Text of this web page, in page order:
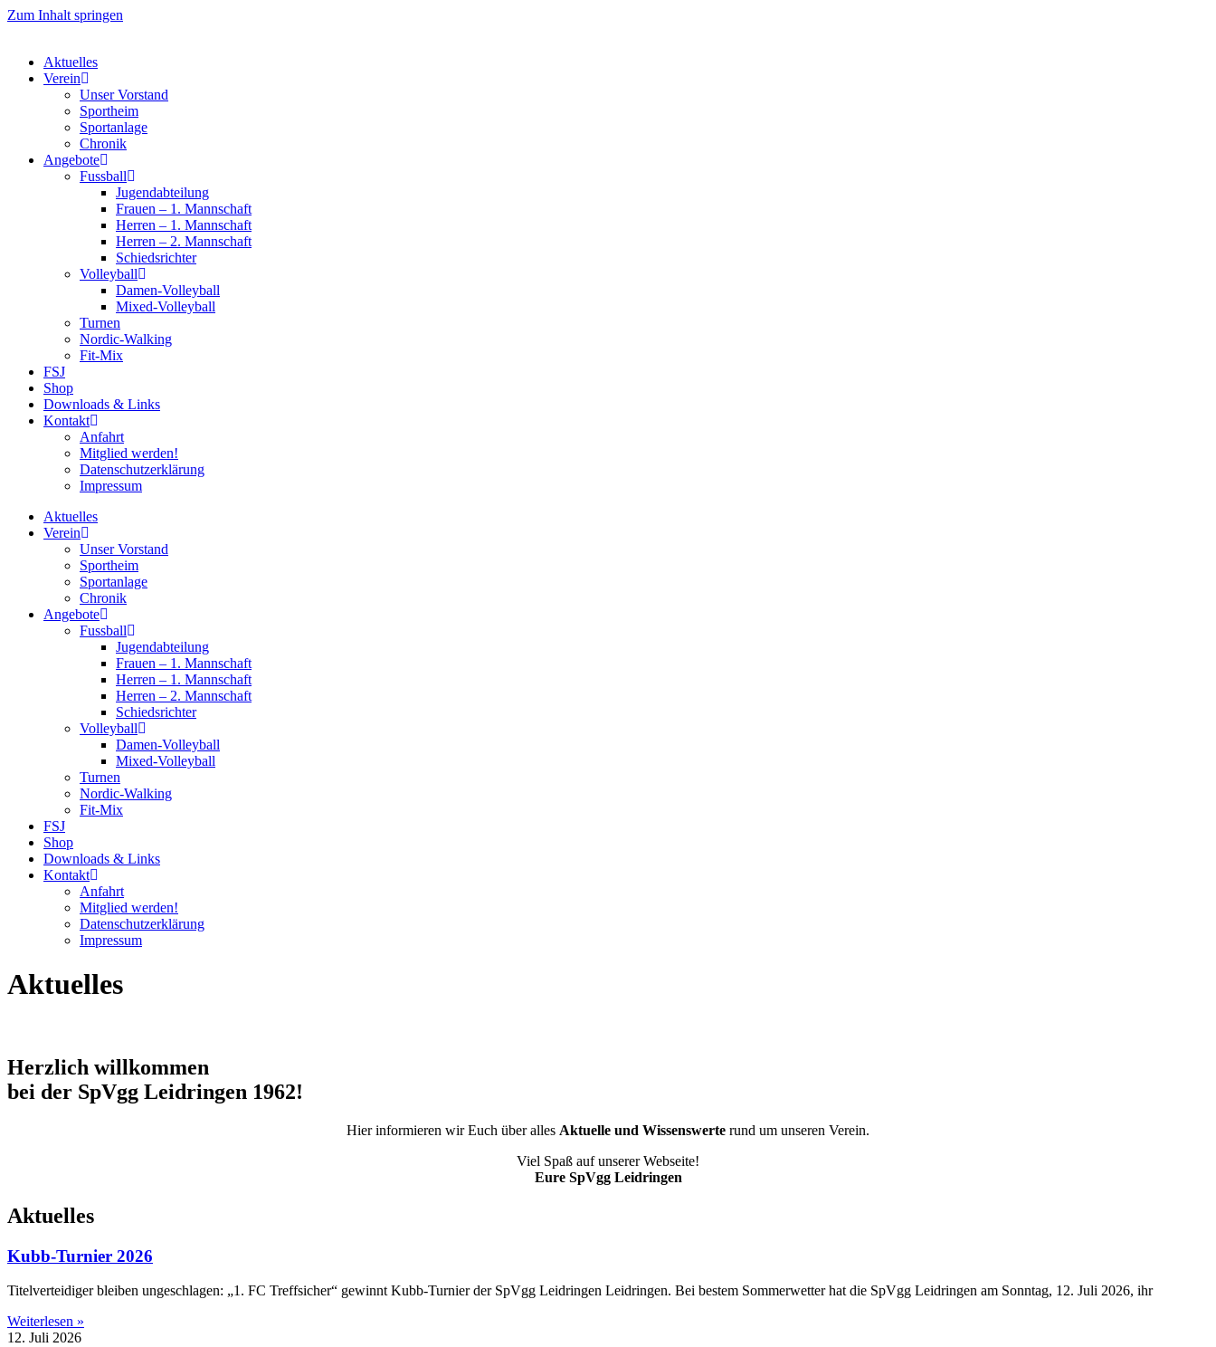
Zum Inhalt springen
Aktuelles
Verein
Unser Vorstand
Sportheim
Sportanlage
Chronik
Angebote
Fussball
Jugendabteilung
Frauen – 1. Mannschaft
Herren – 1. Mannschaft
Herren – 2. Mannschaft
Schiedsrichter
Volleyball
Damen-Volleyball
Mixed-Volleyball
Turnen
Nordic-Walking
Fit-Mix
FSJ
Shop
Downloads & Links
Kontakt
Anfahrt
Mitglied werden!
Datenschutzerklärung
Impressum
Aktuelles
Verein
Unser Vorstand
Sportheim
Sportanlage
Chronik
Angebote
Fussball
Jugendabteilung
Frauen – 1. Mannschaft
Herren – 1. Mannschaft
Herren – 2. Mannschaft
Schiedsrichter
Volleyball
Damen-Volleyball
Mixed-Volleyball
Turnen
Nordic-Walking
Fit-Mix
FSJ
Shop
Downloads & Links
Kontakt
Anfahrt
Mitglied werden!
Datenschutzerklärung
Impressum
Aktuelles
Herzlich willkommen
bei der SpVgg Leidringen 1962!
Hier informieren wir Euch über alles Aktuelle und Wissenswerte rund um unseren Verein.
Viel Spaß auf unserer Webseite!
Eure SpVgg Leidringen
Aktuelles
Kubb-Turnier 2026
Titelverteidiger bleiben ungeschlagen: „1. FC Treffsicher“ gewinnt Kubb-Turnier der SpVgg Leidringen Leidringen. Bei bestem Sommerwetter hat die SpVgg Leidringen am Sonntag, 12. Juli 2026, ihr
Weiterlesen »
12. Juli 2026